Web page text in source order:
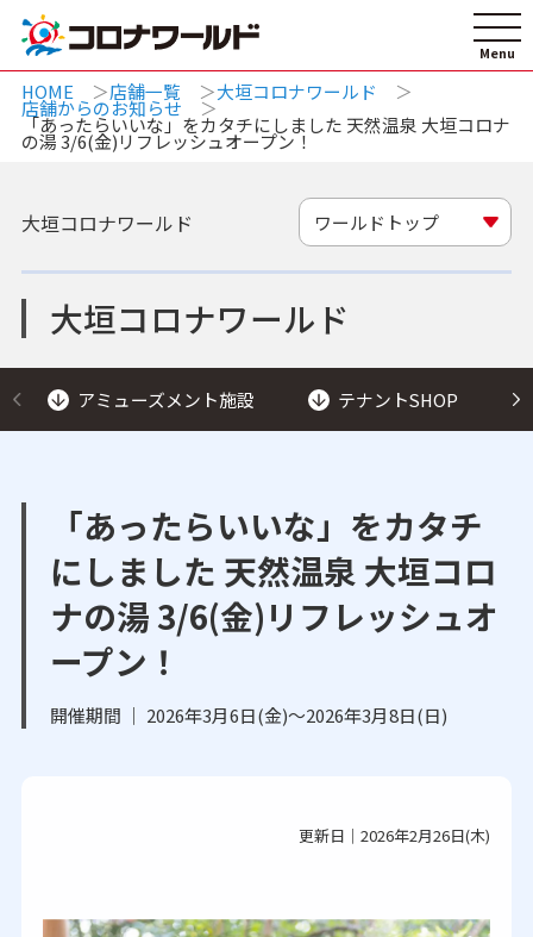
HOME 店舗一覧 大垣コロナワールド
店舗からのお知らせ
「あったらいいな」をカタチにしました 天然温泉 大垣コロナ
の湯 3/6(金)リフレッシュオープン！
大垣コロナワールド
大垣コロナワールド ワールドトップ
アミューズメント施設 テナントSHOP
「あったらいいな」をカタチ
にしました 天然温泉 大垣コロ
ナの湯 3/6(金)リフレッシュオ
ープン！
開催期間 ｜ 2026年3月6日(金)～2026年3月8日(日)
更新日｜2026年2月26日(木)